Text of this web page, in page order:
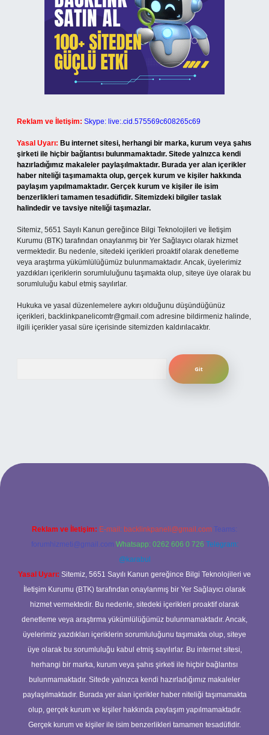
Reklam ve İletişim: Skype: live:.cid.575569c608265c69
Yasal Uyarı: Bu internet sitesi, herhangi bir marka, kurum veya şahıs
şirketi ile hiçbir bağlantısı bulunmamaktadır. Sitede yalnızca kendi
hazırladığımız makaleler paylaşılmaktadır. Burada yer alan içerikler
haber niteliği taşımamakta olup, gerçek kurum ve kişiler hakkında
paylaşım yapılmamaktadır. Gerçek kurum ve kişiler ile isim
benzerlikleri tamamen tesadüfidir. Sitemizdeki bilgiler taslak
halindedir ve tavsiye niteliği taşımazlar.
Sitemiz, 5651 Sayılı Kanun gereğince Bilgi Teknolojileri ve İletişim
Kurumu (BTK) tarafından onaylanmış bir Yer Sağlayıcı olarak hizmet
vermektedir. Bu nedenle, sitedeki içerikleri proaktif olarak denetleme
veya araştırma yükümlülüğümüz bulunmamaktadır. Ancak, üyelerimiz
yazdıkları içeriklerin sorumluluğunu taşımakta olup, siteye üye olarak bu
sorumluluğu kabul etmiş sayılırlar.
Hukuka ve yasal düzenlemelere aykırı olduğunu düşündüğünüz
içerikleri, backlinkpanelicomtr@gmail.com adresine bildirmeniz halinde,
ilgili içerikler yasal süre içerisinde sitemizden kaldırılacaktır.
yeni giriş adresi
Reklam ve İletişim: E-mail: backlinkpaneli@gmail.com Teams:
forumhizmeti@gmail.com Whatsapp: 0262 606 0 726 Telegram:
@karabul
Yasal Uyarı: Sitemiz, 5651 Sayılı Kanun gereğince Bilgi Teknolojileri ve
İletişim Kurumu (BTK) tarafından onaylanmış bir Yer Sağlayıcı olarak
hizmet vermektedir. Bu nedenle, sitedeki içerikleri proaktif olarak
denetleme veya araştırma yükümlülüğümüz bulunmamaktadır. Ancak,
üyelerimiz yazdıkları içeriklerin sorumluluğunu taşımakta olup, siteye
üye olarak bu sorumluluğu kabul etmiş sayılırlar. Bu internet sitesi,
herhangi bir marka, kurum veya şahıs şirketi ile hiçbir bağlantısı
bulunmamaktadır. Sitede yalnızca kendi hazırladığımız makaleler
paylaşılmaktadır. Burada yer alan içerikler haber niteliği taşımamakta
olup, gerçek kurum ve kişiler hakkında paylaşım yapılmamaktadır.
Gerçek kurum ve kişiler ile isim benzerlikleri tamamen tesadüfidir.